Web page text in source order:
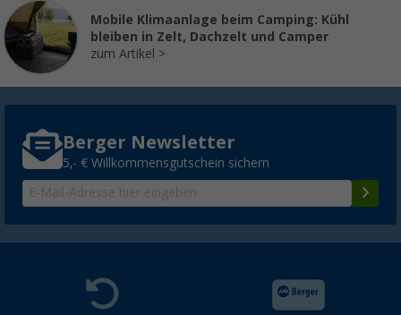
Mobile Klimaanlage beim Camping: Kühl
bleiben in Zelt, Dachzelt und Camper
zum Artikel
Berger Newsletter
5,- € Willkommensgutschein sichern